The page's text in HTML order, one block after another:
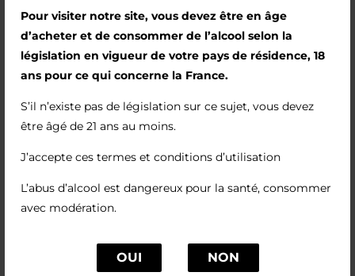
Pour visiter notre site, vous devez être en âge
d’acheter et de consommer de l’alcool selon la
législation en vigueur de votre pays de résidence, 18
ans pour ce qui concerne la France.
S’il n’existe pas de législation sur ce sujet, vous devez
être âgé de 21 ans au moins.
J’accepte ces termes et conditions d’utilisation
L’abus d’alcool est dangereux pour la santé, consommer
avec modération.
OUI NON
T. I. (2022)
8,00€
12,5%vol
viognier à la robe brillante, or clair.